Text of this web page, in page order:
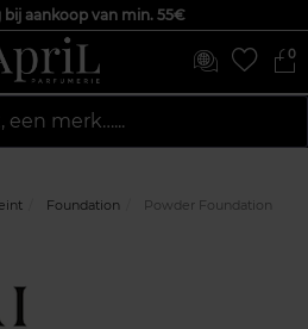
bij aankoop van min. 55€
0
een merk…...
Foundation Powder Foundation